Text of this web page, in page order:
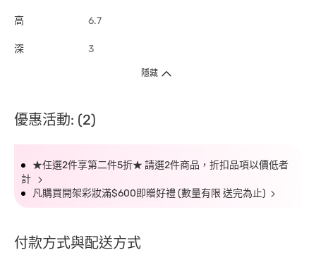
高 6.7
深 3
隱藏
優惠活動: (2)
★任選2件享第二件5折★ 請選2件商品，折扣品項以價低者
計
凡購買開架彩妝滿$600即贈好禮 (數量有限 送完為止)
付款方式與配送方式